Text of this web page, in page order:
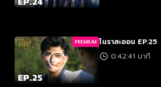
PREMIUM โนราสะออน EP.25
0:42:41 นาที